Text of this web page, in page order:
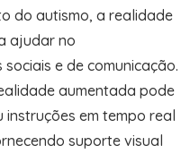
do autismo, a realidade
ajudar no
e de comunicação.
aumentada pode
em tempo real
suporte visual